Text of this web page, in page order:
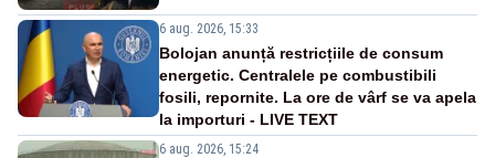
6 aug. 2026, 15:33
Bolojan anunță restricțiile de consum
energetic. Centralele pe combustibili
fosili, repornite. La ore de vârf se va apela
la importuri - LIVE TEXT
6 aug. 2026, 15:24